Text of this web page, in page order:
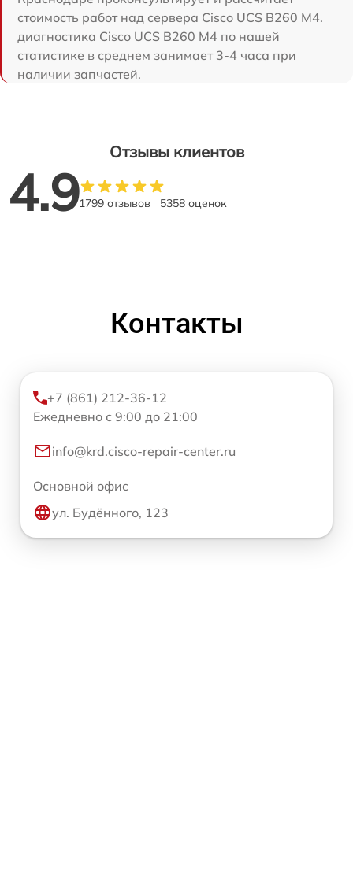
стоимость работ над сервера Cisco UCS B260 M4.
диагностика Cisco UCS B260 M4 по нашей
статистике в среднем занимает 3-4 часа при
наличии запчастей.
Отзывы клиентов
4.91799 отзывов 5358 оценок
Контакты
+7 (861) 212-36-12
Ежедневно с 9:00 до 21:00
info@krd.cisco-repair-center.ru
Основной офис
ул. Будённого, 123